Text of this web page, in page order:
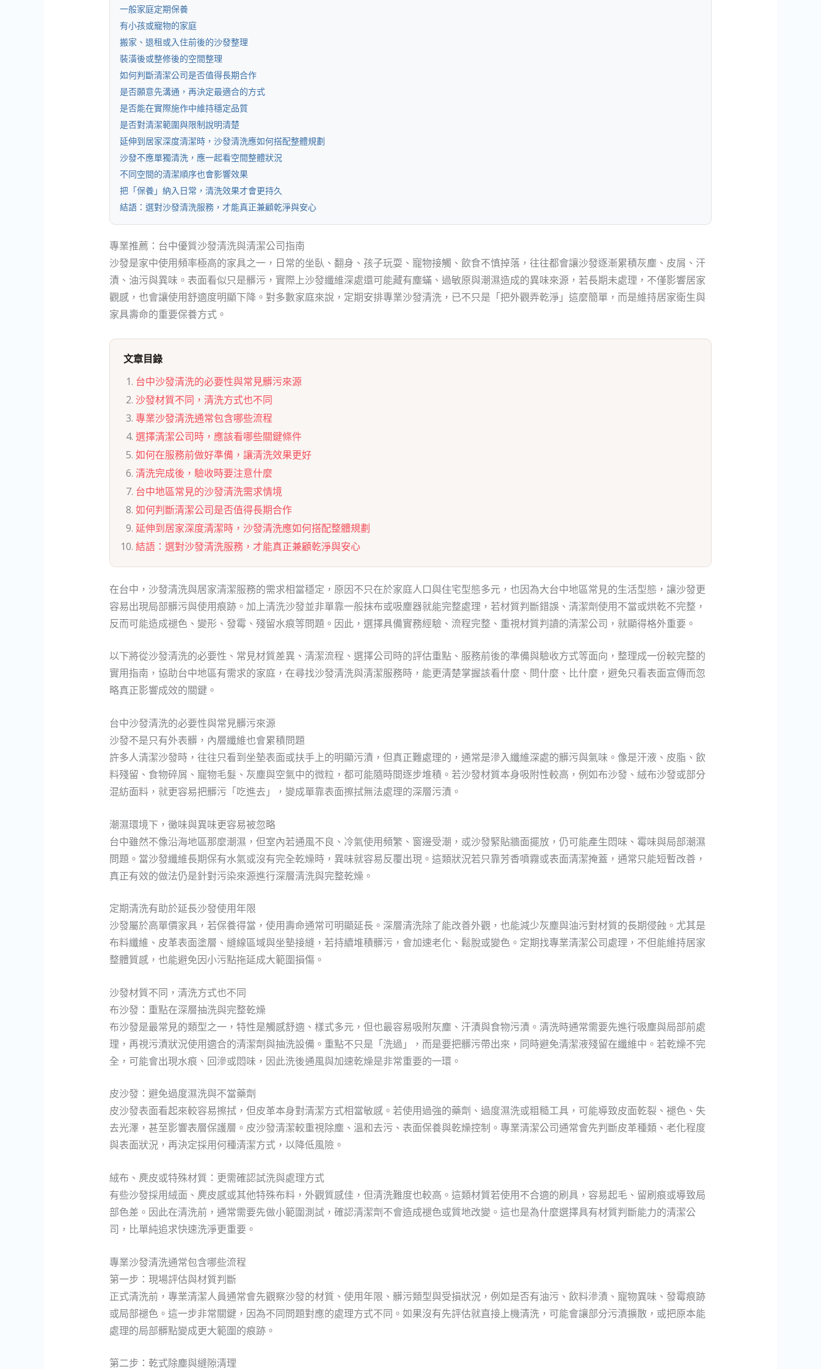
一般家庭定期保養
有小孩或寵物的家庭
搬家、退租或入住前後的沙發整理
裝潢後或整修後的空間整理
如何判斷清潔公司是否值得長期合作
是否願意先溝通，再決定最適合的方式
是否能在實際施作中維持穩定品質
是否對清潔範圍與限制說明清楚
延伸到居家深度清潔時，沙發清洗應如何搭配整體規劃
沙發不應單獨清洗，應一起看空間整體狀況
不同空間的清潔順序也會影響效果
把「保養」納入日常，清洗效果才會更持久
結語：選對沙發清洗服務，才能真正兼顧乾淨與安心
專業推薦：台中優質沙發清洗與清潔公司指南
沙發是家中使用頻率極高的家具之一，日常的坐臥、翻身、孩子玩耍、寵物接觸、飲食不慎掉落，往往都會讓沙發逐漸累積灰塵、皮屑、汗
漬、油污與異味。表面看似只是髒污，實際上沙發纖維深處還可能藏有塵蟎、過敏原與潮濕造成的異味來源，若長期未處理，不僅影響居家
觀感，也會讓使用舒適度明顯下降。對多數家庭來說，定期安排專業沙發清洗，已不只是「把外觀弄乾淨」這麼簡單，而是維持居家衛生與
家具壽命的重要保養方式。
文章目錄
台中沙發清洗的必要性與常見髒污來源
沙發材質不同，清洗方式也不同
專業沙發清洗通常包含哪些流程
選擇清潔公司時，應該看哪些關鍵條件
如何在服務前做好準備，讓清洗效果更好
清洗完成後，驗收時要注意什麼
台中地區常見的沙發清洗需求情境
如何判斷清潔公司是否值得長期合作
延伸到居家深度清潔時，沙發清洗應如何搭配整體規劃
結語：選對沙發清洗服務，才能真正兼顧乾淨與安心
在台中，沙發清洗與居家清潔服務的需求相當穩定，原因不只在於家庭人口與住宅型態多元，也因為大台中地區常見的生活型態，讓沙發更
容易出現局部髒污與使用痕跡。加上清洗沙發並非單靠一般抹布或吸塵器就能完整處理，若材質判斷錯誤、清潔劑使用不當或烘乾不完整，
反而可能造成褪色、變形、發霉、殘留水痕等問題。因此，選擇具備實務經驗、流程完整、重視材質判讀的清潔公司，就顯得格外重要。
以下將從沙發清洗的必要性、常見材質差異、清潔流程、選擇公司時的評估重點、服務前後的準備與驗收方式等面向，整理成一份較完整的
實用指南，協助台中地區有需求的家庭，在尋找沙發清洗與清潔服務時，能更清楚掌握該看什麼、問什麼、比什麼，避免只看表面宣傳而忽
略真正影響成效的關鍵。
台中沙發清洗的必要性與常見髒污來源
沙發不是只有外表髒，內層纖維也會累積問題
許多人清潔沙發時，往往只看到坐墊表面或扶手上的明顯污漬，但真正難處理的，通常是滲入纖維深處的髒污與氣味。像是汗液、皮脂、飲
料殘留、食物碎屑、寵物毛髮、灰塵與空氣中的微粒，都可能隨時間逐步堆積。若沙發材質本身吸附性較高，例如布沙發、絨布沙發或部分
混紡面料，就更容易把髒污「吃進去」，變成單靠表面擦拭無法處理的深層污漬。
潮濕環境下，黴味與異味更容易被忽略
台中雖然不像沿海地區那麼潮濕，但室內若通風不良、冷氣使用頻繁、窗邊受潮，或沙發緊貼牆面擺放，仍可能產生悶味、霉味與局部潮濕
問題。當沙發纖維長期保有水氣或沒有完全乾燥時，異味就容易反覆出現。這類狀況若只靠芳香噴霧或表面清潔掩蓋，通常只能短暫改善，
真正有效的做法仍是針對污染來源進行深層清洗與完整乾燥。
定期清洗有助於延長沙發使用年限
沙發屬於高單價家具，若保養得當，使用壽命通常可明顯延長。深層清洗除了能改善外觀，也能減少灰塵與油污對材質的長期侵蝕。尤其是
布料纖維、皮革表面塗層、縫線區域與坐墊接縫，若持續堆積髒污，會加速老化、鬆脫或變色。定期找專業清潔公司處理，不但能維持居家
整體質感，也能避免因小污點拖延成大範圍損傷。
沙發材質不同，清洗方式也不同
布沙發：重點在深層抽洗與完整乾燥
布沙發是最常見的類型之一，特性是觸感舒適、樣式多元，但也最容易吸附灰塵、汗漬與食物污漬。清洗時通常需要先進行吸塵與局部前處
理，再視污漬狀況使用適合的清潔劑與抽洗設備。重點不只是「洗過」，而是要把髒污帶出來，同時避免清潔液殘留在纖維中。若乾燥不完
全，可能會出現水痕、回滲或悶味，因此洗後通風與加速乾燥是非常重要的一環。
皮沙發：避免過度濕洗與不當藥劑
皮沙發表面看起來較容易擦拭，但皮革本身對清潔方式相當敏感。若使用過強的藥劑、過度濕洗或粗糙工具，可能導致皮面乾裂、褪色、失
去光澤，甚至影響表層保護層。皮沙發清潔較重視除塵、溫和去污、表面保養與乾燥控制。專業清潔公司通常會先判斷皮革種類、老化程度
與表面狀況，再決定採用何種清潔方式，以降低風險。
絨布、麂皮或特殊材質：更需確認試洗與處理方式
有些沙發採用絨面、麂皮感或其他特殊布料，外觀質感佳，但清洗難度也較高。這類材質若使用不合適的刷具，容易起毛、留刷痕或導致局
部色差。因此在清洗前，通常需要先做小範圍測試，確認清潔劑不會造成褪色或質地改變。這也是為什麼選擇具有材質判斷能力的清潔公
司，比單純追求快速洗淨更重要。
專業沙發清洗通常包含哪些流程
第一步：現場評估與材質判斷
正式清洗前，專業清潔人員通常會先觀察沙發的材質、使用年限、髒污類型與受損狀況，例如是否有油污、飲料滲漬、寵物異味、發霉痕跡
或局部褪色。這一步非常關鍵，因為不同問題對應的處理方式不同。如果沒有先評估就直接上機清洗，可能會讓部分污漬擴散，或把原本能
處理的局部髒點變成更大範圍的痕跡。
第二步：乾式除塵與縫隙清理